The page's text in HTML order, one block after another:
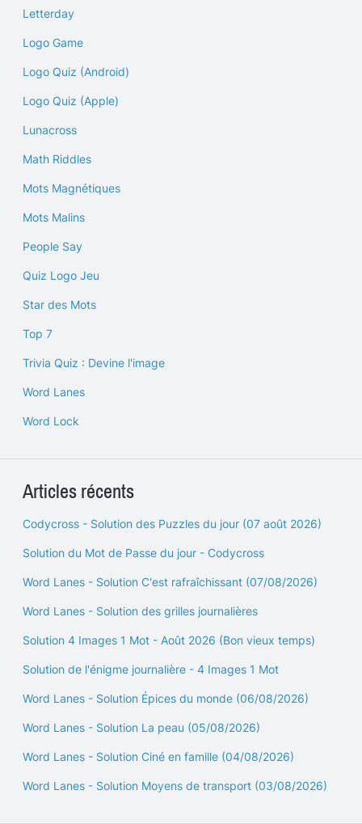
Letterday
Logo Game
Logo Quiz (Android)
Logo Quiz (Apple)
Lunacross
Math Riddles
Mots Magnétiques
Mots Malins
People Say
Quiz Logo Jeu
Star des Mots
Top 7
Trivia Quiz : Devine l'image
Word Lanes
Word Lock
Articles récents
Codycross - Solution des Puzzles du jour (07 août 2026)
Solution du Mot de Passe du jour - Codycross
Word Lanes - Solution C'est rafraîchissant (07/08/2026)
Word Lanes - Solution des grilles journalières
Solution 4 Images 1 Mot - Août 2026 (Bon vieux temps)
Solution de l'énigme journalière - 4 Images 1 Mot
Word Lanes - Solution Épices du monde (06/08/2026)
Word Lanes - Solution La peau (05/08/2026)
Word Lanes - Solution Ciné en famille (04/08/2026)
Word Lanes - Solution Moyens de transport (03/08/2026)